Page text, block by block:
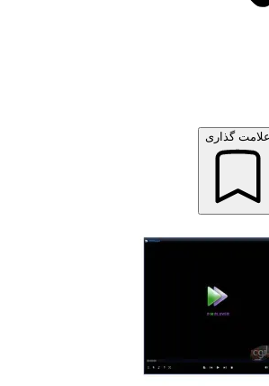
علامت گذاری